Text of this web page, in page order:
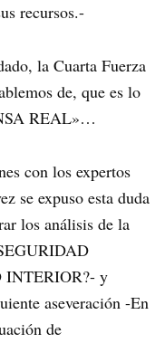
recursos.-
la Cuarta Fuerza
de, que es lo
REAL»…
con los expertos
se expuso esta duda
los análisis de la
INTERIOR?- y
aseveración -En
de